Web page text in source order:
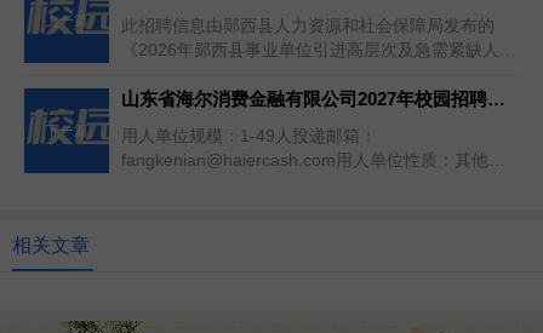
上一篇
此招聘信息由郧西县人力资源和社会保障局发布的
《2026年郧西县事业单位引进高层次及急需紧缺人才
下一篇
山东省海尔消费金融有限公司2027年校园招聘信息
用人单位规模：1-49人投递邮箱：
fangkenian@haiercash.com用人单位性质：其他企
相关文章